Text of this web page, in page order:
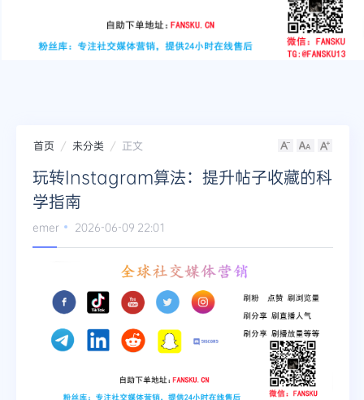
youtube
instagram
首页 未分类 正文
玩转Instagram算法：提升帖子收藏的科
学指南
emer 2026-06-09 22:01